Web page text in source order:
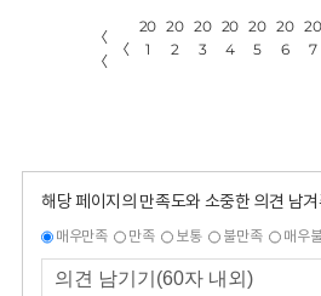
〈
〈
〈
20
1
20
2
20
3
20
4
20
5
20
6
20
7
해당 페이지의 만족도와 소중한 의견 남
매우만족 만족 보통 불만족 매우